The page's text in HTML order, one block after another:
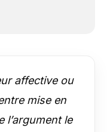
affective ou
mise en
l’argument le